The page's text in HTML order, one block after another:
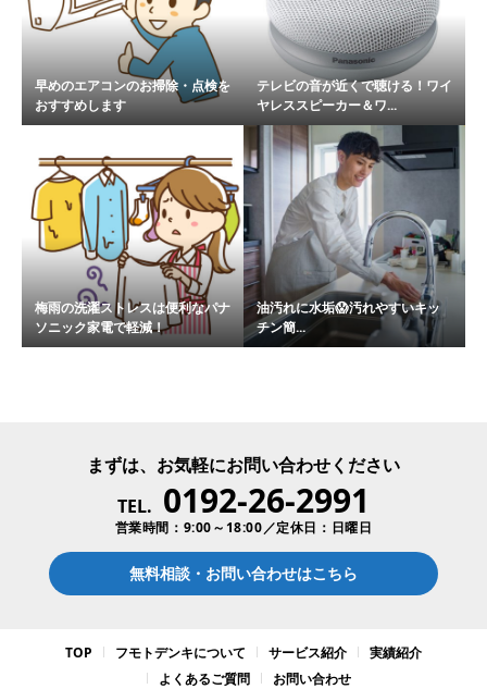
早めのエアコンのお掃除・点検を
おすすめします
テレビの音が近くで聴ける！ワイ
ヤレススピーカー＆ワ...
梅雨の洗濯ストレスは便利なパナ
ソニック家電で軽減！
油汚れに水垢😱汚れやすいキッ
チン簡...
まずは、お気軽にお問い合わせください
TEL. 0192-26-2991
営業時間：9:00～18:00／定休日：日曜日
無料相談・お問い合わせはこちら
TOP フモトデンキについて サービス紹介
実績紹介
よくあるご質問
お問い合わせ